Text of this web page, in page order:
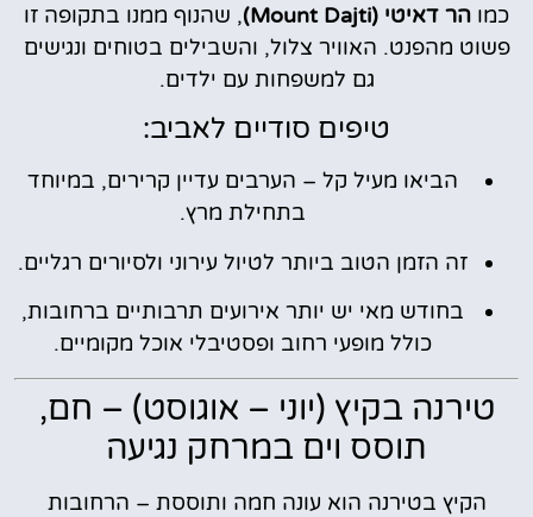
כמו הר דאיטי (Mount Dajti)
, שהנוף ממנו בתקופה זו
פשוט מהפנט. האוויר צלול, והשבילים בטוחים ונגישים
גם למשפחות עם ילדים.
טיפים סודיים לאביב:
הביאו מעיל קל – הערבים עדיין קרירים, במיוחד
בתחילת מרץ.
זה הזמן הטוב ביותר לטיול עירוני ולסיורים רגליים.
בחודש מאי יש יותר אירועים תרבותיים ברחובות,
כולל מופעי רחוב ופסטיבלי אוכל מקומיים.
טירנה בקיץ (יוני – אוגוסט) – חם,
תוסס וים במרחק נגיעה
הקיץ בטירנה הוא עונה חמה ותוססת – הרחובות